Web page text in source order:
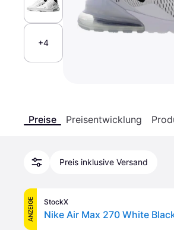
+4
Preise Preisentwicklung
Preis inklusive Versand
ANZEIGE StockX
Nike Air Max 270 White